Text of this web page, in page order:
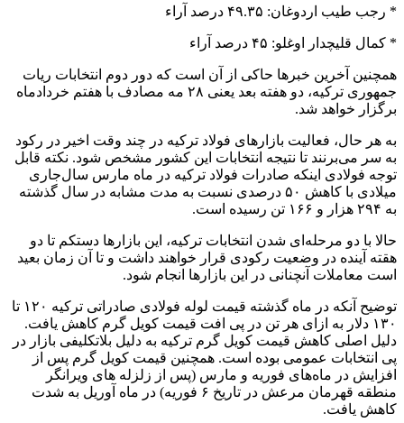
* رجب طیب اردوغان: ۴۹.۳۵ درصد آراء
* کمال قلیچدار اوغلو: ۴۵ درصد آراء
همچنین آخرین خبرها حاکی از آن است که دور دوم انتخابات ریات
جمهوری ترکیه، دو هفته بعد یعنی ۲۸ مه مصادف با هفتم خردادماه
برگزار خواهد شد.
به هر حال، فعالیت بازارهای فولاد ترکیه در چند وقت اخیر در رکود
به سر می‌برنند تا نتیجه انتخابات این کشور مشخص شود. نکته قابل
توجه فولادی اینکه صادرات فولاد ترکیه در ماه مارس سال‌جاری
میلادی با کاهش ۵۰ درصدی نسبت به مدت مشابه در سال گذشته
به ۲۹۴ هزار و ۱۶۶ تن رسیده است.
حالا با دو مرحله‌ای شدن انتخابات ترکیه، این بازارها دستکم تا دو
هقته آینده در وضعیت رکودی قرار خواهند داشت و تا آن زمان بعید
است معاملات آنچنانی در این بازارها انجام شود.
توضیح آنکه در ماه گذشته قیمت لوله فولادی صادراتی ترکیه ۱۲۰ تا
۱۳۰ دلار به ازای هر تن در پی افت قیمت کویل گرم کاهش یافت.
دلیل اصلی کاهش قیمت کویل گرم ترکیه به دلیل بلاتکلیفی بازار در
پی انتخابات عمومی بوده است. همچنین قیمت کویل گرم پس از
افزایش در ماه‌های فوریه و مارس (پس از زلزله های ویرانگر
منطقه قهرمان مرعش در تاریخ ۶ فوریه) در ماه آوریل به شدت
کاهش یافت.